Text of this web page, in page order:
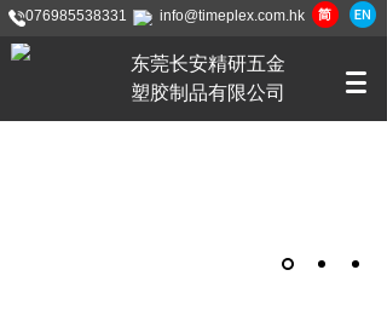
076985538331 info@timeplex.com.hk
东莞长安精研五金
塑胶制品有限公司